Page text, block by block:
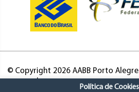
© Copyright 2026 AABB Porto
Política de Cookies